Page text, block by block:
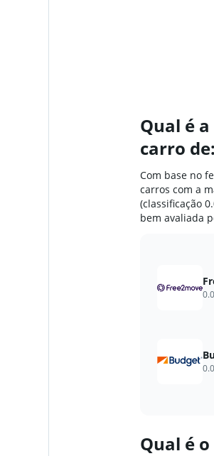
Qual é
carro
Com base no
carros com a
(classificação
bem avaliada
0.0
0.0
Qual ​é